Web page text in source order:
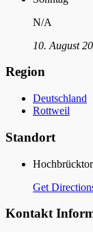
N/A
10. August
Region
Deutschland
Rottweil
Standort
Get
Kontakt